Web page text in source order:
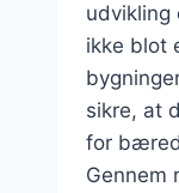
udvikling
ikke blot
sikre, at
for
Gennem